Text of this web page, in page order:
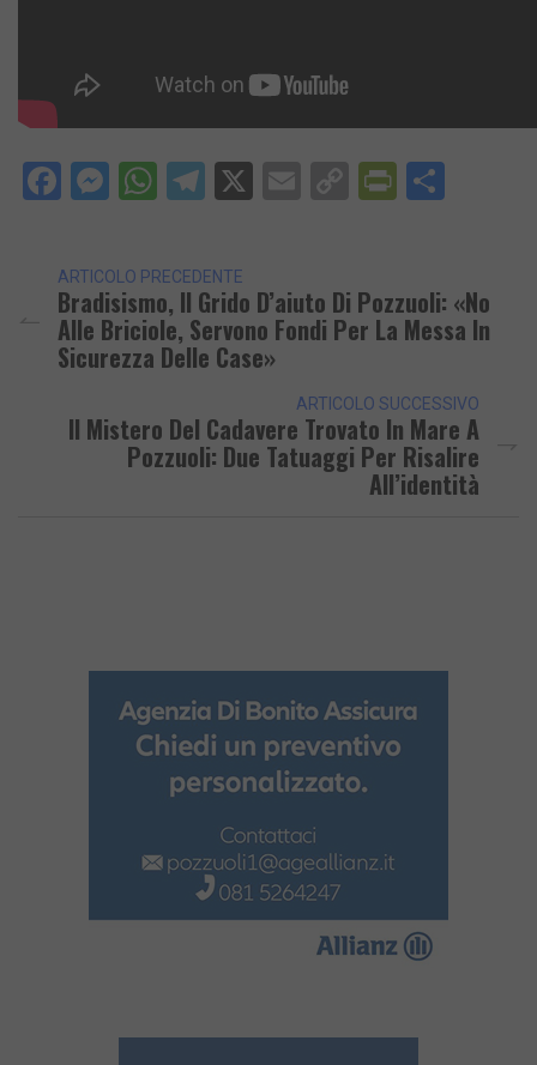
Facebook
Messenger
WhatsApp
Telegram
X EmailCopy
ARTICOLO PRECEDENTE
Bradisismo, Il Grido D’aiuto Di Pozzuoli: «No
Alle Briciole, Servono Fondi Per La Messa In
Sicurezza Delle Case»
ARTICOLO SUCCESSIVO
Il Mistero Del Cadavere Trovato In Mare A
Pozzuoli: Due Tatuaggi Per Risalire
All’identità